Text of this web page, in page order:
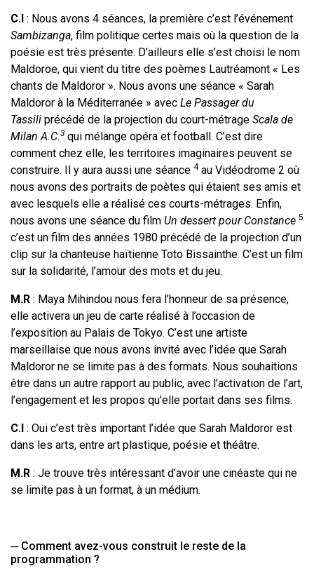
C.I : Nous avons 4 séances, la première c’est l’événement
Sambizanga, film politique certes mais où la question de la
poésie est très présente. D’ailleurs elle s’est choisi le nom
Maldoroe, qui vient du titre des poèmes Lautréamont « Les
chants de Maldoror ». Nous avons une séance « Sarah
Maldoror à la Méditerranée » avec Le Passager du
Tassili précédé de la projection du court-métrage Scala de
Milan A.C.3 qui mélange opéra et football. C’est dire
comment chez elle, les territoires imaginaires peuvent se
construire. Il y aura aussi une séance 4au Vidéodrome 2 où
nous avons des portraits de poètes qui étaient ses amis et
avec lesquels elle a réalisé ces courts-métrages. Enfin,
nous avons une séance du film Un dessert pour Constance 5
c’est un film des années 1980 précédé de la projection d’un
clip sur la chanteuse haïtienne Toto Bissainthe. C’est un film
sur la solidarité, l’amour des mots et du jeu.
M.R : Maya Mihindou nous fera l’honneur de sa présence,
elle activera un jeu de carte réalisé à l’occasion de
l’exposition au Palais de Tokyo. C’est une artiste
marseillaise que nous avons invité avec l’idée que Sarah
Maldoror ne se limite pas à des formats. Nous souhaitions
être dans un autre rapport au public, avec l’activation de l’art,
l’engagement et les propos qu’elle portait dans ses films.
C.I : Oui c’est très important l’idée que Sarah Maldoror est
dans les arts, entre art plastique, poésie et théâtre.
M.R : Je trouve très intéressant d’avoir une cinéaste qui ne
se limite pas à un format, à un médium.
─ Comment avez-vous construit le reste de la
programmation ?